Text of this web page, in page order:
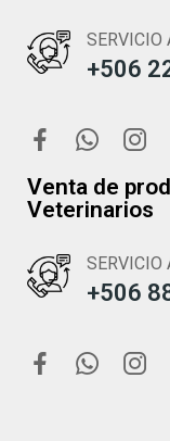
SERVICIO
+506
Venta de
Veterinarios
SERVICIO
+506